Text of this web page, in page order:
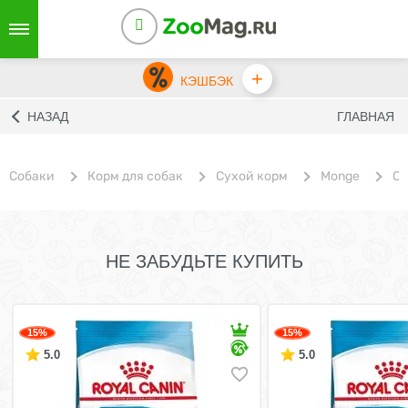
КЭШБЭК +
НАЗАД ГЛАВНАЯ
Собаки Корм для собак Сухой корм Monge
НЕ ЗАБУДЬТЕ КУПИТЬ
15%
5.0
15%
5.0